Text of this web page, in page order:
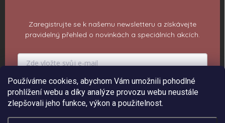
Používáme cookies, abychom Vám umožnili pohodlné
prohlížení webu a díky analýze provozu webu neustále
zlepšovali jeho funkce, výkon a použitelnost.
Zaregistrujte se k našemu newsletteru a získávejte
pravidelný přehled o novinkách a speciálních akcích.
PŘIHLÁSIT K ODBĚRU